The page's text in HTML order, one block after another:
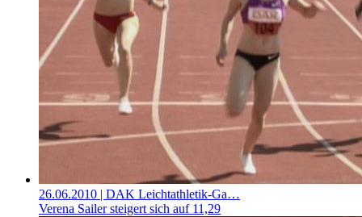
26.06.2010 | DAK Leichtathletik-Ga…
Verena Sailer steigert sich auf 11,29